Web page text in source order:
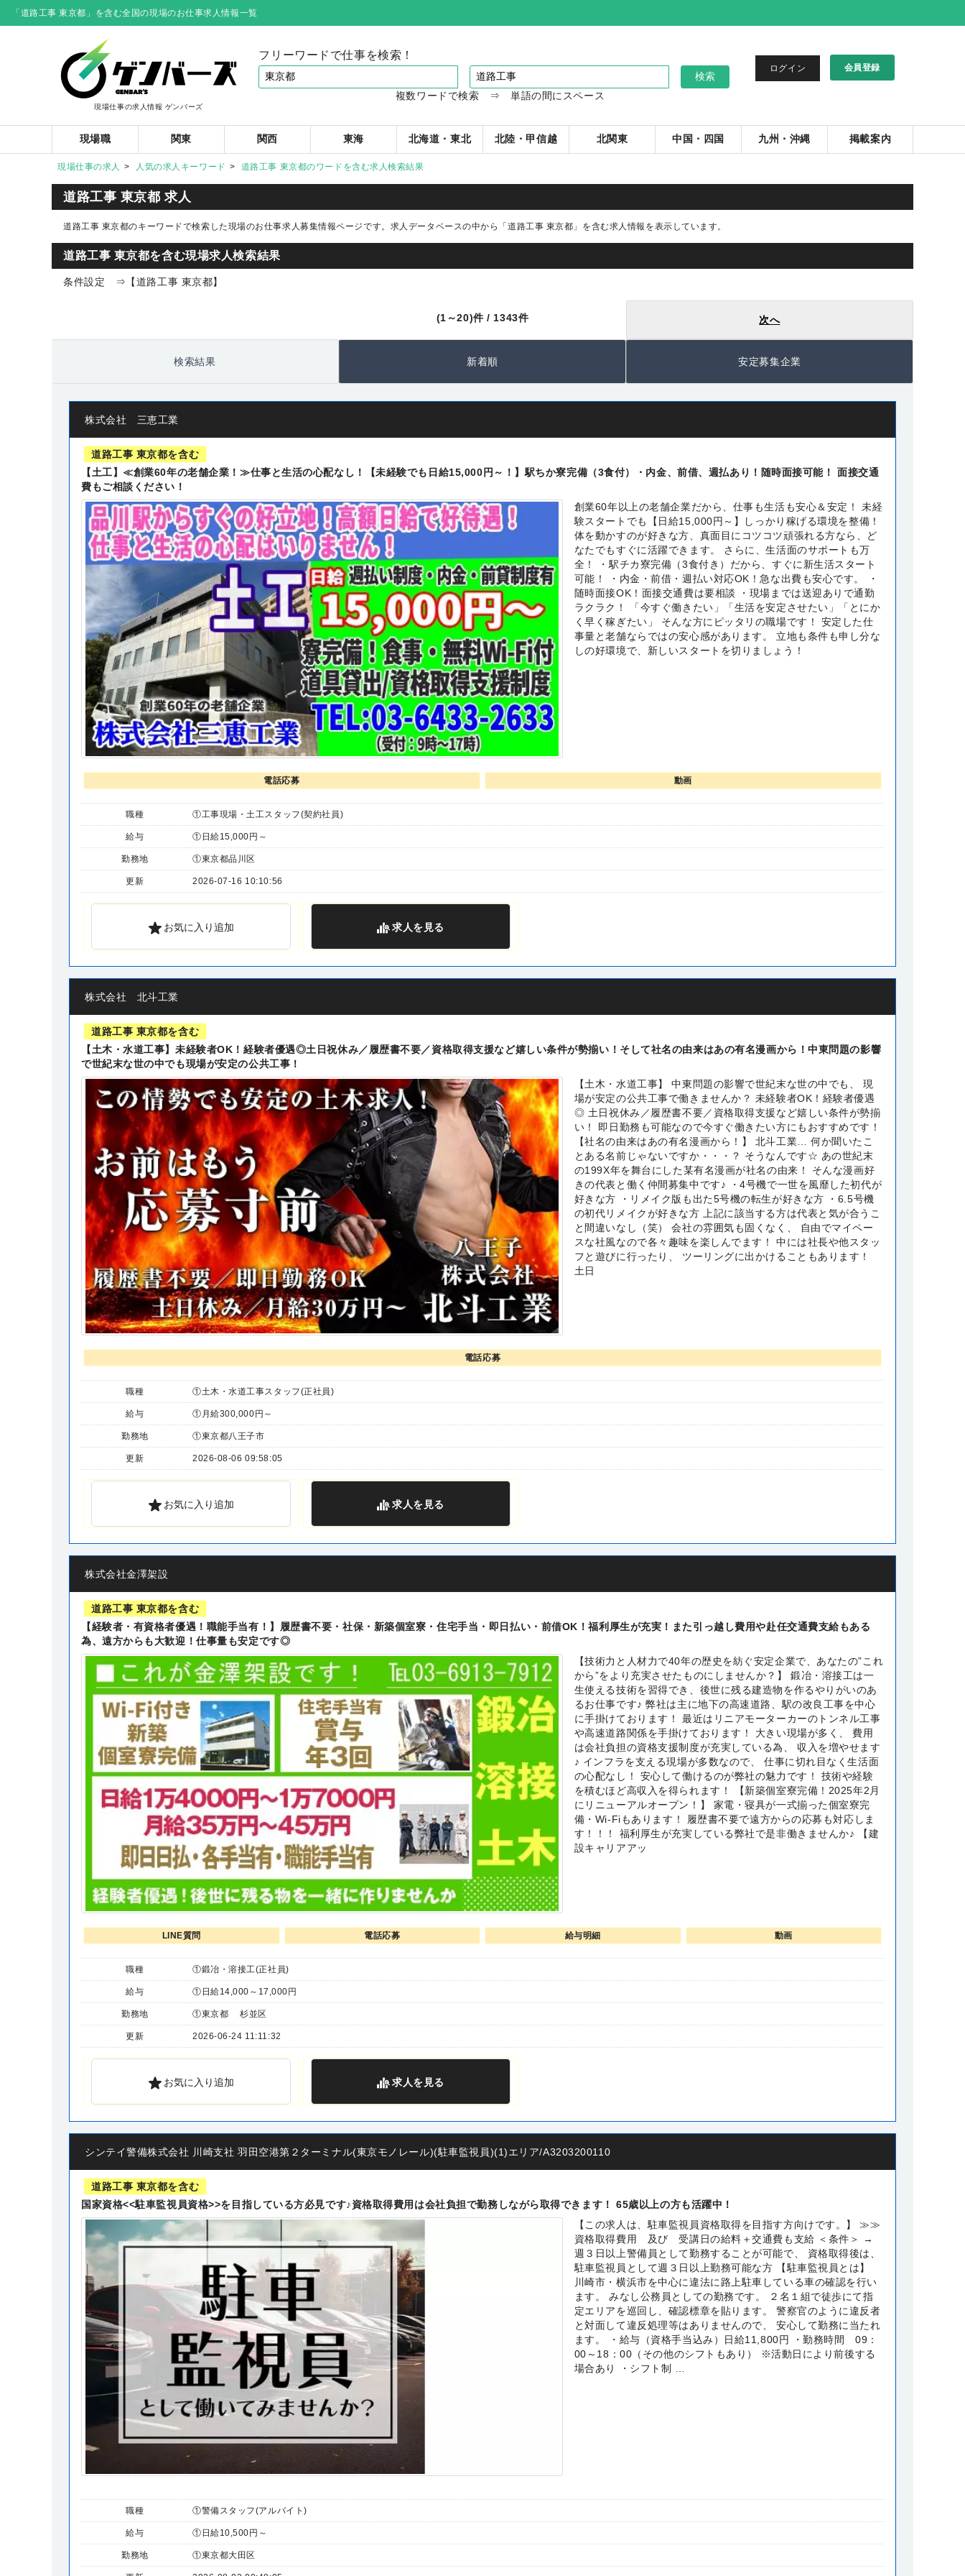
「道路工事 東京都」を含む全国の現場のお仕事求人情報一覧
現場仕事の求人情報 ゲンバーズ
フリーワードで仕事を検索！
複数ワードで検索 ⇒ 単語の間にスペース
ログイン 会員登録
現場職 関東 関西 東海 北海道・東北 北陸・甲信越 北関東 中国・四国 九州・沖縄 掲載案内
現場仕事の求人 人気の求人キーワード 道路工事 東京都のワードを含む求人検索結果
道路工事 東京都 求人
道路工事 東京都のキーワードで検索した現場のお仕事求人募集情報ページです。求人データベースの中から 「道路工事 東京都」 を含む求人情報を表示しています。
道路工事 東京都を含む現場求人検索結果
条件設定 ⇒【道路工事 東京都】
(1～20)件 / 1343件 次へ
検索結果 新着順 安定募集企業
株式会社 三恵工業
道路工事 東京都を含む
【土工】≪創業60年の老舗企業！≫仕事と生活の心配なし！【未経験でも日給15,000円～！】駅ちか寮完備（3食付）・内金、前借、週払あり！随時面接可能！ 面接交通
費もご相談ください！
創業60年以上の老舗企業だから、仕事も生活も安心＆安定！ 未経
験スタートでも【日給15,000円～】しっかり稼げる環境を整備！
体を動かすのが好きな方、真面目にコツコツ頑張れる方なら、ど
なたでもすぐに活躍できます。 さらに、生活面のサポートも万
全！ ・駅チカ寮完備（3食付き）だから、すぐに新生活スタート
可能！ ・内金・前借・週払い対応OK！急な出費も安心です。 ・
随時面接OK！面接交通費は要相談 ・現場までは送迎ありで通勤
ラクラク！ 「今すぐ働きたい」「生活を安定させたい」「とにか
く早く稼ぎたい」 そんな方にピッタリの職場です！ 安定した仕
事量と老舗ならではの安心感があります。 立地も条件も申し分な
しの好環境で、新しいスタートを切りましょう！
電話応募 動画
職種 ①工事現場・土工スタッフ(契約社員)
給与 ①日給15,000円～
勤務地 ①東京都品川区
更新 2026-07-16 10:10:56
お気に入り追加 求人を見る
株式会社 北斗工業
道路工事 東京都を含む
【土木・水道工事】未経験者OK！経験者優遇◎土日祝休み／履歴書不要／資格取得支援など嬉しい条件が勢揃い！そして社名の由来はあの有名漫画から！中東問題の影響
で世紀末な世の中でも現場が安定の公共工事！
【土木・水道工事】 中東問題の影響で世紀末な世の中でも、 現
場が安定の公共工事で働きませんか？ 未経験者OK！経験者優遇
◎ 土日祝休み／履歴書不要／資格取得支援など嬉しい条件が勢揃
い！ 即日勤務も可能なので今すぐ働きたい方にもおすすめです！
【社名の由来はあの有名漫画から！】 北斗工業… 何か聞いたこ
とある名前じゃないですか・・・？ そうなんです☆ あの世紀末
の199X年を舞台にした某有名漫画が社名の由来！ そんな漫画好
きの代表と働く仲間募集中です♪ ・4号機で一世を風靡した初代が
好きな方 ・リメイク版も出た5号機の転生が好きな方 ・6.5号機
の初代リメイクが好きな方 上記に該当する方は代表と気が合うこ
と間違いなし（笑） 会社の雰囲気も固くなく、 自由でマイペー
スな社風なので各々趣味を楽しんでます！ 中には社長や他スタッ
フと遊びに行ったり、 ツーリングに出かけることもあります！
土日
電話応募
職種 ①土木・水道工事スタッフ(正社員)
給与 ①月給300,000円～
勤務地 ①東京都八王子市
更新 2026-08-06 09:58:05
お気に入り追加 求人を見る
株式会社金澤架設
道路工事 東京都を含む
【経験者・有資格者優遇！職能手当有！】履歴書不要・社保・新築個室寮・住宅手当・即日払い・前借OK！福利厚生が充実！また引っ越し費用や赴任交通費支給もある
為、遠方からも大歓迎！仕事量も安定です◎
【技術力と人材力で40年の歴史を紡ぐ安定企業で、あなたの”これ
から”をより充実させたものにしませんか？】 鍛冶・溶接工は一
生使える技術を習得でき、後世に残る建造物を作るやりがいのあ
るお仕事です♪ 弊社は主に地下の高速道路、駅の改良工事を中心
に手掛けております！ 最近はリニアモーターカーのトンネル工事
や高速道路関係を手掛けております！ 大きい現場が多く、 費用
は会社負担の資格支援制度が充実している為、 収入を増やせます
♪ インフラを支える現場が多数なので、 仕事に切れ目なく生活面
の心配なし！ 安心して働けるのが弊社の魅力です！ 技術や経験
を積むほど高収入を得られます！ 【新築個室寮完備！2025年2月
にリニューアルオープン！】 家電・寝具が一式揃った個室寮完
備・Wi-Fiもあります！ 履歴書不要で遠方からの応募も対応しま
す！！！ 福利厚生が充実している弊社で是非働きませんか♪ 【建
設キャリアアッ
LINE質問 電話応募 給与明細 動画
職種 ①鍛冶・溶接工(正社員)
給与 ①日給14,000～17,000円
勤務地 ①東京都 杉並区
更新 2026-06-24 11:11:32
お気に入り追加 求人を見る
シンテイ警備株式会社 川崎支社 羽田空港第２ターミナル(東京モノレール)(駐車監視員)(1)エリア/A3203200110
道路工事 東京都を含む
国家資格<<駐車監視員資格>>を目指している方必見です♪資格取得費用は会社負担で勤務しながら取得できます！ 65歳以上の方も活躍中！
【この求人は、駐車監視員資格取得を目指す方向けです。】 ≫≫
資格取得費用 及び 受講日の給料＋交通費も支給 ＜条件＞ →
週３日以上警備員として勤務することが可能で、 資格取得後は、
駐車監視員として週３日以上勤務可能な方 【駐車監視員とは】
川崎市・横浜市を中心に違法に路上駐車している車の確認を行い
ます。 みなし公務員としての勤務です。 ２名１組で徒歩にて指
定エリアを巡回し、確認標章を貼ります。 警察官のように違反者
と対面して違反処理等はありませんので、 安心して勤務に当たれ
ます。 ・給与（資格手当込み）日給11,800円 ・勤務時間 09：
00～18：00（その他のシフトもあり） ※活動日により前後する
場合あり ・シフト制 …
職種 ①警備スタッフ(アルバイト)
給与 ①日給10,500円～
勤務地 ①東京都大田区